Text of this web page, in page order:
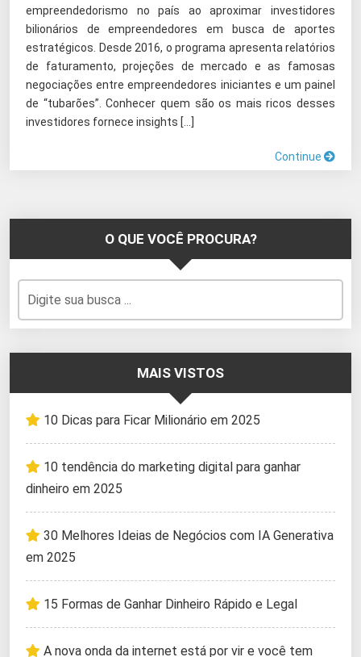
empreendedorismo no país ao aproximar investidores
bilionários de empreendedores em busca de aportes
estratégicos. Desde 2016, o programa apresenta relatórios
de faturamento, projeções de mercado e as famosas
negociações entre empreendedores iniciantes e um painel
de “tubarões”. Conhecer quem são os mais ricos desses
investidores fornece insights […]
Continue
O QUE VOCÊ PROCURA?
MAIS VISTOS
10 Dicas para Ficar Milionário em 2025
10 tendência do marketing digital para ganhar
dinheiro em 2025
30 Melhores Ideias de Negócios com IA Generativa
em 2025
15 Formas de Ganhar Dinheiro Rápido e Legal
A nova onda da internet está por vir e você tem